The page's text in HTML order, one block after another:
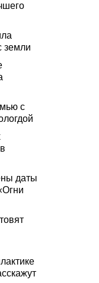
земли
с
даты